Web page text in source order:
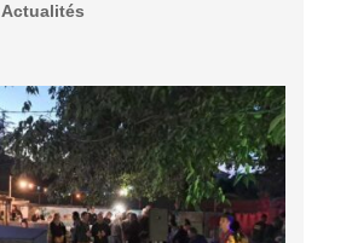
Actualités